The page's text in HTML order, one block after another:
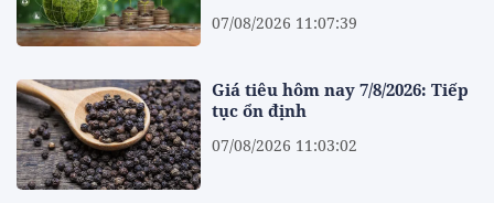
07/08/2026 11:07:39
Giá tiêu hôm nay 7/8/2026: Tiếp
tục ổn định
07/08/2026 11:03:02